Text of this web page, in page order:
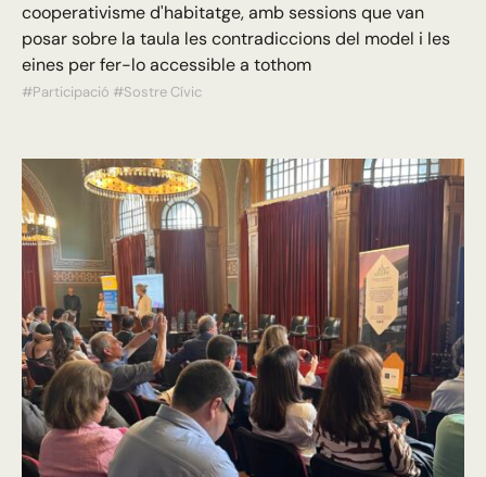
cooperativisme d'habitatge, amb sessions que van
posar sobre la taula les contradiccions del model i les
eines per fer-lo accessible a tothom
#Participació #Sostre Cívic